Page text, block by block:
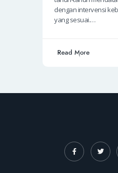
dengan intervensi
yang sesuai.…
Read More